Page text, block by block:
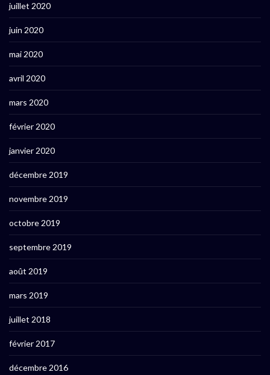
juillet 2020
juin 2020
mai 2020
avril 2020
mars 2020
février 2020
janvier 2020
décembre 2019
novembre 2019
octobre 2019
septembre 2019
août 2019
mars 2019
juillet 2018
février 2017
décembre 2016